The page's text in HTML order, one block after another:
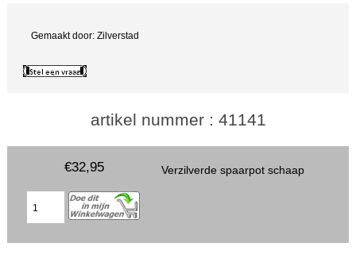
Gemaakt door: Zilverstad
artikel nummer : 41141
Verzilverde spaarpot schaap
€32,95